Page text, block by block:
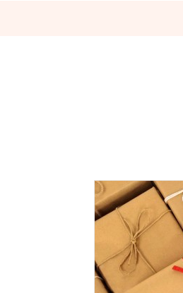
Оплата должна поступить
", отправляются за счет клиента!